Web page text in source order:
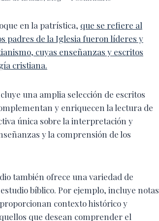
en la patrística, que se refiere al
padres de la Iglesia fueron líderes y
cuyas enseñanzas y escritos
cristiana.
una amplia selección de escritos
y enriquecen la lectura de
única sobre la interpretación y
y la comprensión de los
también ofrece una variedad de
bíblico. Por ejemplo, incluye notas
contexto histórico y
que desean comprender el